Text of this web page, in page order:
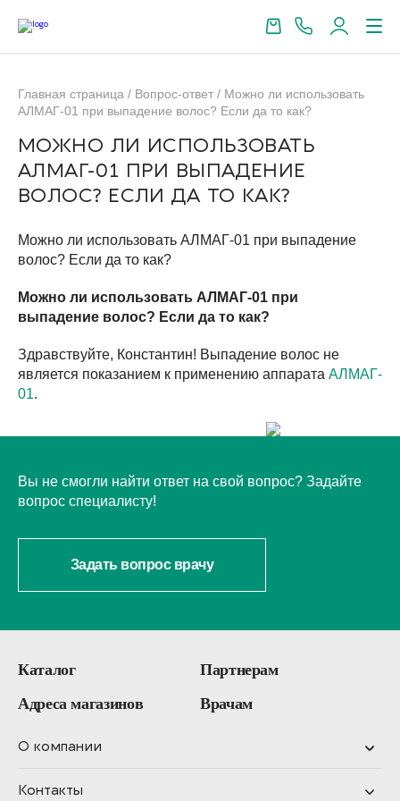
Главная страница / Вопрос-ответ / Можно ли использовать
АЛМАГ-01 при выпадение волос? Если да то как?
МОЖНО ЛИ ИСПОЛЬЗОВАТЬ
АЛМАГ-01 ПРИ ВЫПАДЕНИЕ
ВОЛОС? ЕСЛИ ДА ТО КАК?
Можно ли использовать АЛМАГ-01 при выпадение
волос? Если да то как?
Можно ли использовать АЛМАГ-01 при
выпадение волос? Если да то как?
Здравствуйте, Константин! Выпадение волос не
является показанием к применению аппарата АЛМАГ-
01.
НЕ НАШЛИ ОТВЕТ?
Вы не смогли найти ответ на свой вопрос? Задайте
вопрос специалисту!
Задать вопрос врачу
Каталог
Адреса магазинов
Партнерам
Врачам
О компании
Контакты